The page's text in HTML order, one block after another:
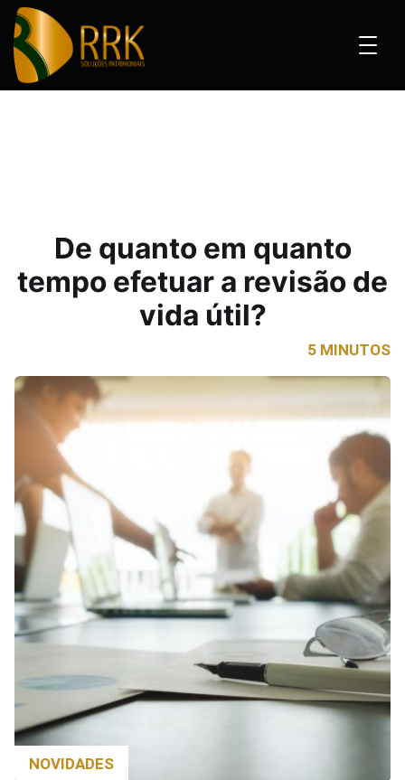
De quanto em quanto
tempo efetuar a revisão de
vida útil?
5 MINUTOS
NOVIDADES